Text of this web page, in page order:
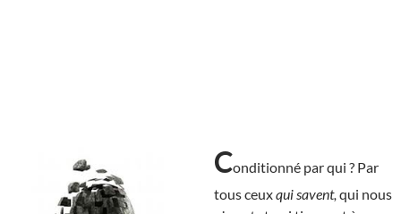
Conditionné par qui ? Par
tous ceuxqui savent, qui nous